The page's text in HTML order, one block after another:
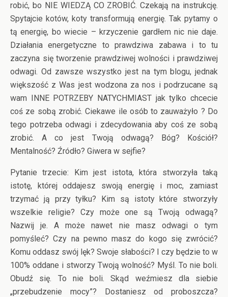
robić, bo NIE WIEDZĄ CO ZROBIĆ. Czekają na instrukcję.
Spytajcie kotów, koty transformują energię. Tak pytamy o
tą energię, bo wiecie – krzyczenie gardłem nic nie daje.
Działania energetyczne to prawdziwa zabawa i to tu
zaczyna się tworzenie prawdziwej wolności i prawdziwej
odwagi. Od zawsze wszystko jest na tym blogu, jednak
większość z Was jest wodzona za nos i podrzucane są
wam INNE POTRZEBY NATYCHMIAST jak tylko chcecie
coś ze sobą zrobić. Ciekawe ile osób to zauważyło ? Do
tego potrzeba odwagi i zdecydowania aby coś ze sobą
zrobić. A co jest Twoją odwagą? Bóg? Kościół?
Mentalność? Źródło? Giwera w sejfie?
Pytanie trzecie: Kim jest istota, która stworzyła taką
istotę, której oddajesz swoją energię i moc, zamiast
trzymać ją przy tyłku? Kim są istoty które stworzyły
wszelkie religie? Czy może one są Twoją odwagą?
Nazwij je. A może nawet nie masz odwagi o tym
pomyśleć? Czy na pewno masz do kogo się zwrócić?
Komu oddasz swój lęk? Swoje słabości? I czy będzie to w
100% oddane i stworzy Twoją wolność? Myśl. To nie boli.
Obudź się. To nie boli. Skąd weźmiesz dla siebie
„przebudzenie mocy”? Dostaniesz od proboszcza?